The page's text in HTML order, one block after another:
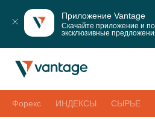
Приложение Vantage
Скачайте приложение и
эксклюзивные
Форекс ИНДЕКСЫ СЫРЬЕ